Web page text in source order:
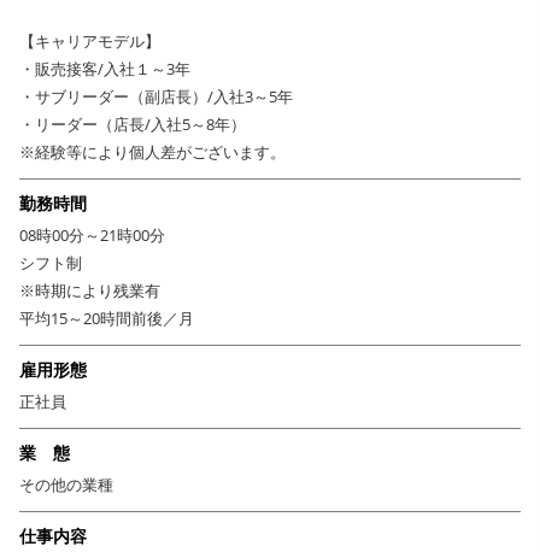
ます。
▼ 青果専門店を基盤とする「京都八百一グループ」系列！安
定企業で充実の福利厚生で安心して長く活躍できます！
母体となる株式会社セントラルフルーツは、青果専門店として長年の実績
を持つ総合フードカンパニー「京都八百一グループ」の系列企業です。全
国各地に自社農場を持ち、新鮮な野菜・果物を活かした青果の販売を基盤
としながら、その強みを活かした様々な飲食ブランドやお惣菜などの中食
ブランドも幅広く展開しています。
代表ブランドとして、「クック1/2」「SEASON」「THE BREAD」などお惣
菜店・ベーカリーをはじめ、「SAVORY」「きょうのおかず」などこだわ
りの青果を活かしたメニューを提供する飲食店を複数運営しています。ま
た、昇給賞与・研修・退職金制度・各種表彰制度など待遇も充実してお
り、かつ多彩な事業の柱で抜群の安定性を誇る同社であれば、長く腰を据
えてお仕事に注力できますよ◎
【キャリアモデル】
・販売接客/入社１～3年
・サブリーダー（副店長）/入社3～5年
・リーダー（店長/入社5～8年）
※経験等により個人差がございます。
勤務時間
08時00分～21時00分
シフト制
※時期により残業有
平均15～20時間前後／月
雇用形態
正社員
業 態
その他の業種
仕事内容